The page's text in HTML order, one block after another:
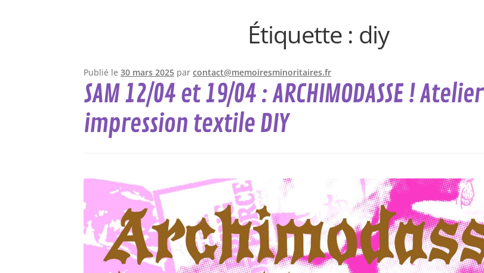
Étiquette : diy
Publié le30 mars 2025 parcontact@memoiresminoritaires.fr
SAM 12/04 et 19/04 : ARCHIMODASSE ! Atelier
impression textile DIY